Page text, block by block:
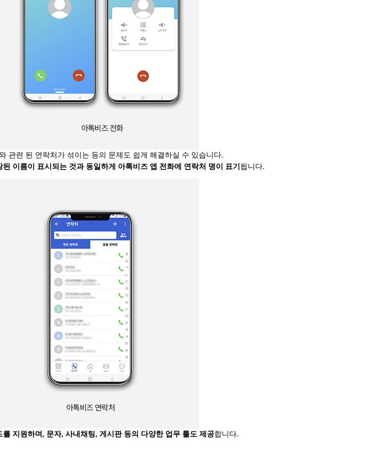
관련 된 연락처가 섞이는 등의 문제도 쉽게 해결하실 수 있습니다.
된 이름이 표시되는 것과 동일하게 아톡비즈 앱 전화에 연락처 명이 표기 됩니다.
를 지원하며, 문자, 사내채팅, 게시판 등의 다양한 업무 툴도 제공합니다.